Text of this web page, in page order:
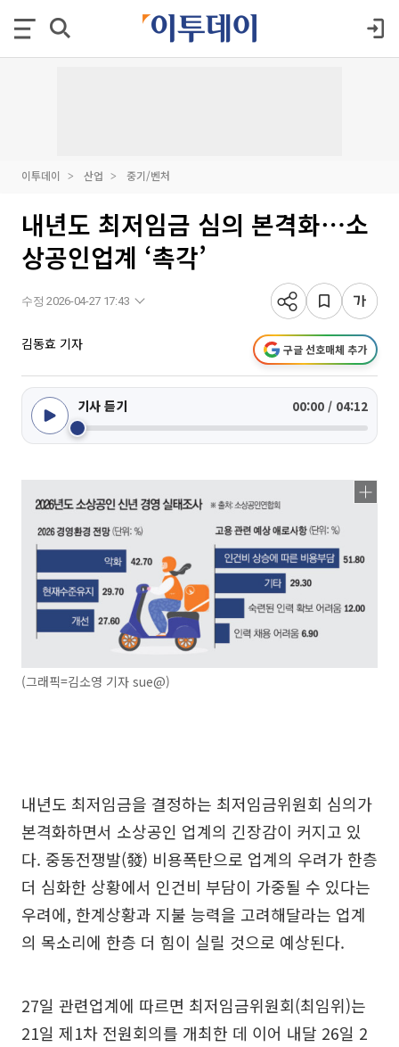
이투데이 산업 중기/벤처
내년도 최저임금 심의 본격화⋯소
상공인업계 ‘촉각’
수정 2026-04-27 17:43
김동효 기자 구글 선호매체 추가
기사 듣기 00:00 / 04:12
(그래픽=김소영 기자 sue@)
내년도 최저임금을 결정하는 최저임금위원회 심의가
본격화하면서 소상공인 업계의 긴장감이 커지고 있
다. 중동전쟁발(發) 비용폭탄으로 업계의 우려가 한층
더 심화한 상황에서 인건비 부담이 가중될 수 있다는
우려에, 한계상황과 지불 능력을 고려해달라는 업계
의 목소리에 한층 더 힘이 실릴 것으로 예상된다.
27일 관련업계에 따르면 최저임금위원회(최임위)는
21일 제1차 전원회의를 개최한 데 이어 내달 26일 2